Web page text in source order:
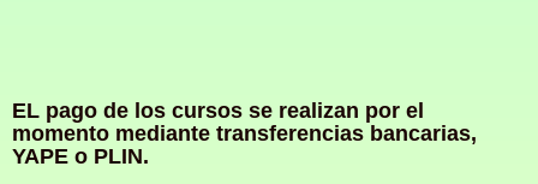
EL pago de los cursos se realizan por el
momento mediante transferencias bancarias,
YAPE o PLIN.